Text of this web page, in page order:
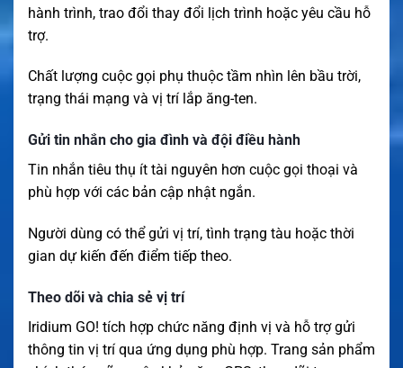
hành trình, trao đổi thay đổi lịch trình hoặc yêu cầu hỗ
trợ.
Chất lượng cuộc gọi phụ thuộc tầm nhìn lên bầu trời,
trạng thái mạng và vị trí lắp ăng-ten.
Gửi tin nhắn cho gia đình và đội điều hành
Tin nhắn tiêu thụ ít tài nguyên hơn cuộc gọi thoại và
phù hợp với các bản cập nhật ngắn.
Người dùng có thể gửi vị trí, tình trạng tàu hoặc thời
gian dự kiến đến điểm tiếp theo.
Theo dõi và chia sẻ vị trí
Iridium GO! tích hợp chức năng định vị và hỗ trợ gửi
thông tin vị trí qua ứng dụng phù hợp. Trang sản phẩm